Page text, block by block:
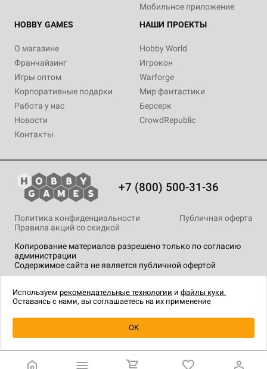
Уведомить о наличии
Мобильное приложение
HOBBY GAMES
О магазине
Франчайзинг
Игры оптом
Корпоративные подарки
Работа у нас
Новости
Контакты
НАШИ ПРОЕКТЫ
Hobby World
Игрокон
Warforge
Мир фантастики
Берсерк
CrowdRepublic
+7 (800) 500-31-36
Копирование материалов разрешено только по согласию
администрации
Содержимое сайта не является публичной офертой
Политика конфиденциальности
Публичная оферта
Правила акций со скидкой
технологии.
Используем рекомендательные технологии и файлы куки.
Оставаясь с нами, вы соглашаетесь на их применение
OK